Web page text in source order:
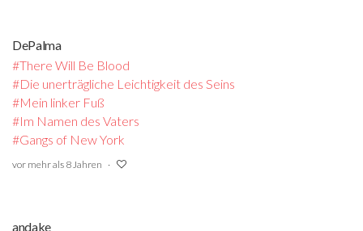
DePalma
#There Will Be Blood
#Die unerträgliche Leichtigkeit des Seins
#Mein linker Fuß
#Im Namen des Vaters
#Gangs of New York
vor mehr als 8 Jahren
andake